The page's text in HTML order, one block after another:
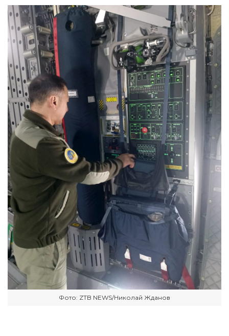
Фото: ZTB NEWS/Николай Жданов